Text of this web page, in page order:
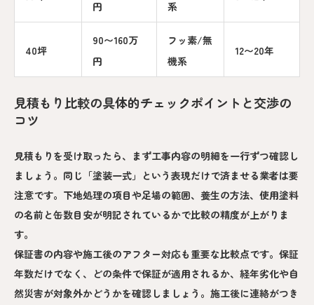
円
系
40坪
90〜160万
円
フッ素/無
機系
12〜20年
見積もり比較の具体的チェックポイントと交渉の
コツ
見積もりを受け取ったら、まず工事内容の明細を一行ずつ確認し
ましょう。同じ「塗装一式」という表現だけで済ませる業者は要
注意です。下地処理の項目や足場の範囲、養生の方法、使用塗料
の名前と缶数目安が明記されているかで比較の精度が上がりま
す。
保証書の内容や施工後のアフター対応も重要な比較点です。保証
年数だけでなく、どの条件で保証が適用されるか、経年劣化や自
然災害が対象外かどうかを確認しましょう。施工後に連絡がつき